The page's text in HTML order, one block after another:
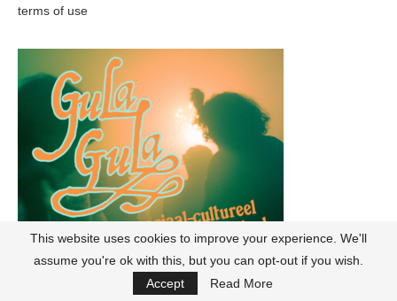
terms of use
This website uses cookies to improve your experience. We'll
assume you're ok with this, but you can opt-out if you wish.
Accept
Read More